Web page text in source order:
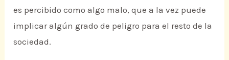
es percibido como algo malo, que a la vez puede
implicar algún grado de peligro para el resto de la
sociedad.